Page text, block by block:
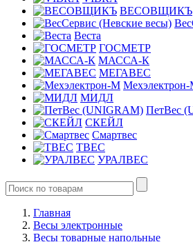
ВЕСОВЩИКЪ
Веста
ГОСМЕТР
МАССА-К
МЕГАВЕС
МИДЛ
ПетВес
СКЕЙЛ
Смартвес
ТВЕС
УРАЛВЕС
Главная
Весы электронные
Весы товарные напольные